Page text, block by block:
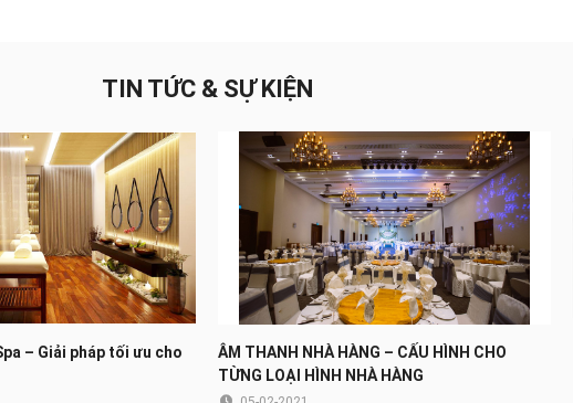
TIN TỨC & SỰ KIỆN
– Giải pháp tối ưu cho
ÂM THANH NHÀ HÀNG – CẤU HÌNH CHO
TỪNG LOẠI HÌNH NHÀ HÀNG